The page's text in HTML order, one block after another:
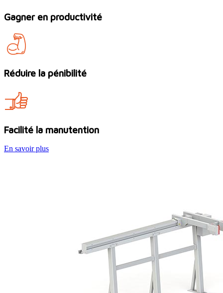
Gagner en productivité
Réduire la pénibilité
Facilité la manutention
En savoir plus